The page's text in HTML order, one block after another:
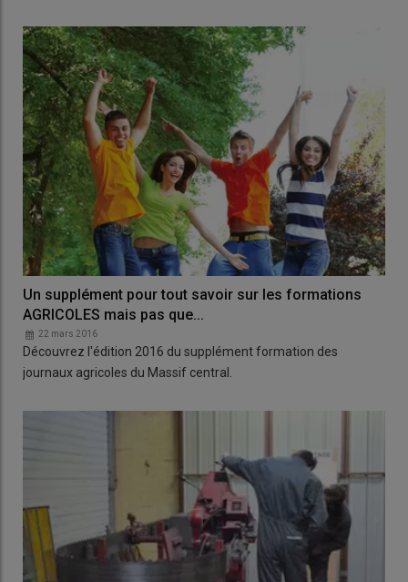
Un supplément pour tout savoir sur les formations
AGRICOLES mais pas que...
22 mars 2016
Découvrez l'édition 2016 du supplément formation des
journaux agricoles du Massif central.